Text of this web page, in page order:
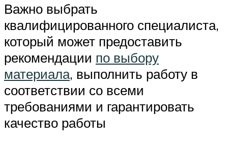
Важно выбрать
квалифицированного специалиста,
который может предоставить
рекомендации по выбору
материала, выполнить работу в
соответствии со всеми
требованиями и гарантировать
качество работы